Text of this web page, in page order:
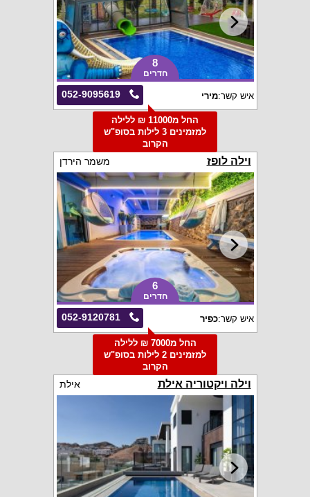
8
חדרים
052-9095619 איש קשר:מירי
החל מ11000 ₪ ללילה
למזמינים 3 לילות בסופ"ש
הקרוב
וילה לופז משמר הירדן
6
חדרים
052-9120781 איש קשר:כפיר
החל מ7000 ₪ ללילה
למזמינים 2 לילות בסופ"ש
הקרוב
וילה ויקטוריה אילת אילת